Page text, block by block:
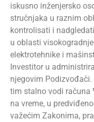
iskusno inženjersko
stručnjaka u raznim
kontrolisati i
u oblasti
elektrotehnike i
Investitor u
njegovim
tim stalno vodi računa
na vreme, u
važećim Zakonima,